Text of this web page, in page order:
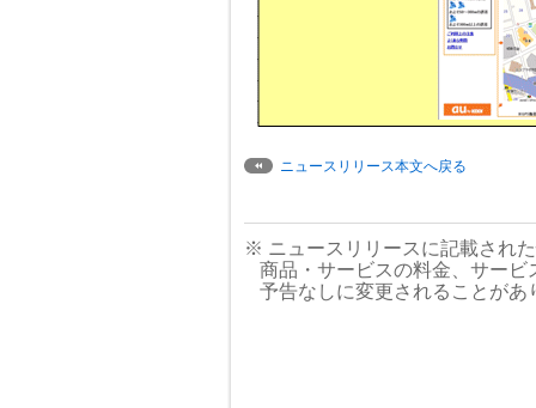
ニュースリリース本文へ戻る
※ ニュースリリースに記載され
商品・サービスの料金、サー
予告なしに変更されることが